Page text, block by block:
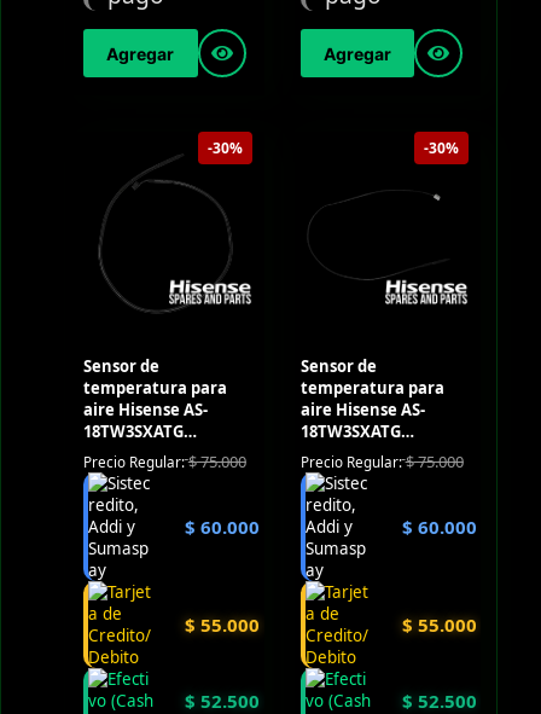
Agregar Agregar
-30%
Sensor de
temperatura para
aire Hisense AS-
18TW3SXATG
(Outdoor)
Precio Regular:$75.000
$ 60.000
$ 55.000
$ 52.500
-30%
Sensor de
temperatura para
aire Hisense AS-
18TW3SXATG
(Outdoor)
Precio Regular:$75.000
$ 60.000
$ 55.000
$ 52.500